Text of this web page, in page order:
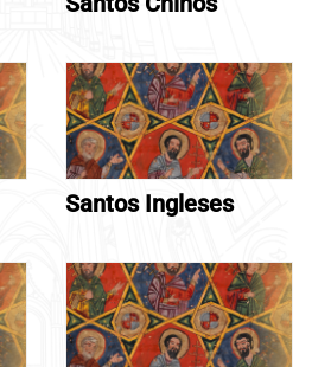
Santos Ingleses